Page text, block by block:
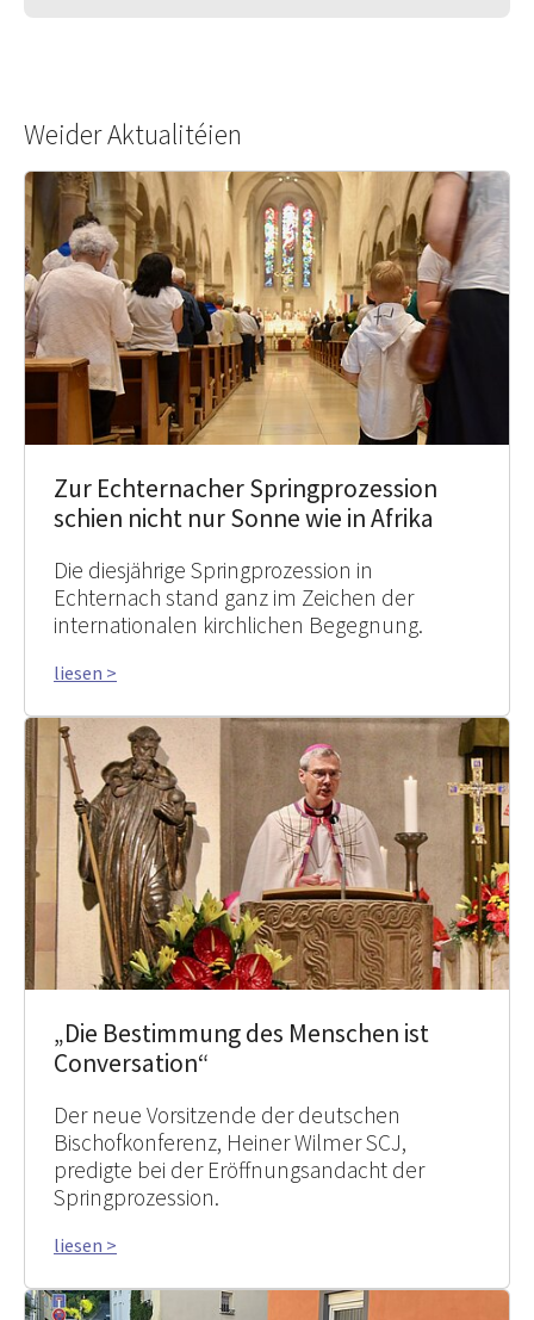
Weider Aktualitéien
Zur Echternacher Springprozession
schien nicht nur Sonne wie in Afrika
Die diesjährige Springprozession in
Echternach stand ganz im Zeichen der
internationalen kirchlichen Begegnung.
liesen >
„Die Bestimmung des Menschen ist
Conversation“
Der neue Vorsitzende der deutschen
Bischofkonferenz, Heiner Wilmer SCJ,
predigte bei der Eröffnungsandacht der
Springprozession.
liesen >